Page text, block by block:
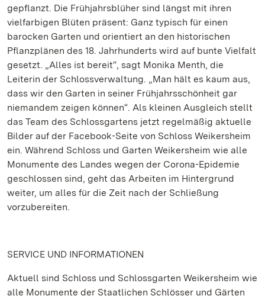
gepflanzt. Die Frühjahrsblüher sind längst mit ihren
vielfarbigen Blüten präsent: Ganz typisch für einen
barocken Garten und orientiert an den historischen
Pflanzplänen des 18. Jahrhunderts wird auf bunte Vielfalt
gesetzt. „Alles ist bereit“, sagt Monika Menth, die
Leiterin der Schlossverwaltung. „Man hält es kaum aus,
dass wir den Garten in seiner Frühjahrsschönheit gar
niemandem zeigen können“. Als kleinen Ausgleich stellt
das Team des Schlossgartens jetzt regelmäßig aktuelle
Bilder auf der Facebook-Seite von Schloss Weikersheim
ein. Während Schloss und Garten Weikersheim wie alle
Monumente des Landes wegen der Corona-Epidemie
geschlossen sind, geht das Arbeiten im Hintergrund
weiter, um alles für die Zeit nach der Schließung
vorzubereiten.
SERVICE UND INFORMATIONEN
Aktuell sind Schloss und Schlossgarten Weikersheim wie
alle Monumente der Staatlichen Schlösser und Gärten